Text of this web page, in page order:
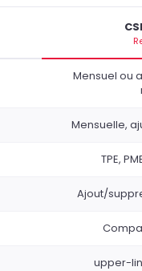
Mensuel ou
Mensuelle,
TPE,
Ajout/
upper-